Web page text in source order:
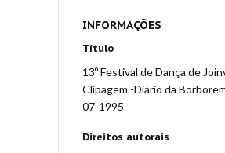
INFORMAÇÕES
Título
13º Festival de Dança de
Clipagem -Diário da
07-1995
Direitos autorais